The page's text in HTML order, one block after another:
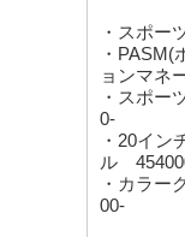
・スポー
・PASM(
ョンマネ
・スポー
0-
・20イン
ル
・カラー
00-